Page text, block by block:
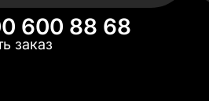
600 88 68
заказ